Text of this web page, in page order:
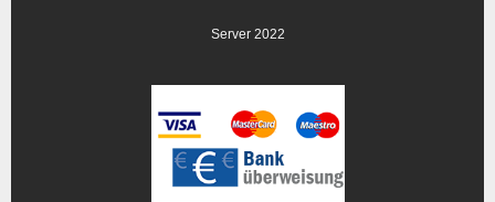
Server 2022